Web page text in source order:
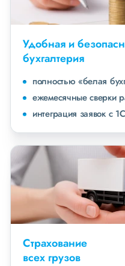
Удобная и
бухгалтерия
полностью «белая
ежемесячные сверки
интеграция заявок с 1С
Страхование
всех грузов